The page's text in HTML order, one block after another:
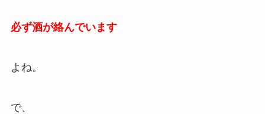
必ず酒が絡んでいます
よね。
で、